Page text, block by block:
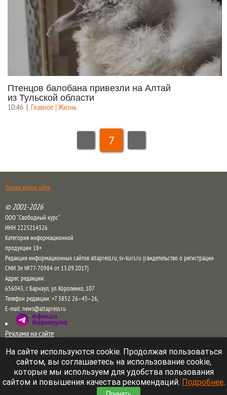
Птенцов балобана привезли на Алтай
из Тульской области
10:46 | Главное | Жизнь
7
Полная версия сайта
© 2001-2026
ООО “Свободный курс”
ИНН 2225214326
Категория информационной
продукции 18+
Редакция информационных сайтов altapress.ru, sv-kurs.ru (свидетельство о регистрации
СМИ Эл №77-70984 от 13.09.2017)
Адрес редакции:
656043,г. Барнаул,ул. Короленко, 107
Телефон редакции:+7 3852 26–45–26,
E-mail:news@altapress.ru
Реклама на сайте
Прайс на рекламу на сайте и в соцсетях
Обратная связь
Пользовательское соглашение
Правила комментирования
На сайте используются cookie. Продолжая пользоваться
сайтом, вы соглашаетесь на использование cookie,
которые мы используем для удобства пользования
сайтом и повышения качества рекомендаций. Подробнее.